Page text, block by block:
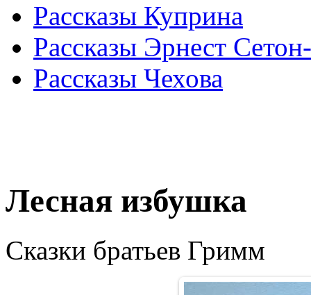
Рассказы Куприна
Рассказы Эрнест
Рассказы Чехова
Лесная избушка
Сказки братьев Гримм